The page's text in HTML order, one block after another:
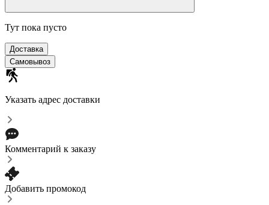
Тут пока пусто
Доставка
Самовывоз
Указать адрес доставки
Комментарий к заказу
Добавить промокод